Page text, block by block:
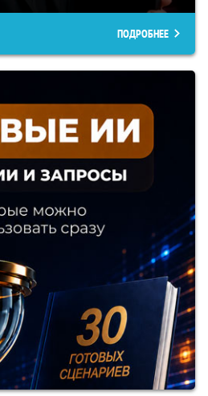
ПОДРОБНЕЕ